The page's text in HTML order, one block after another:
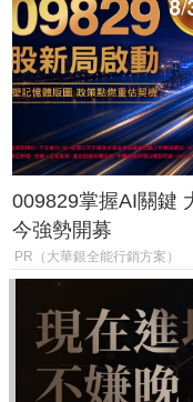
009829掌握AI關鍵
今強勢開募
PR（大華銀全能行銷方案）